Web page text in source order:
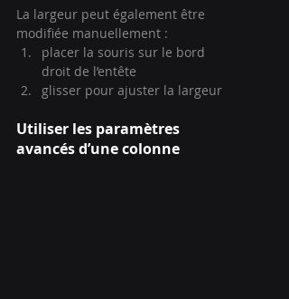
La largeur peut également être
modifiée manuellement :
placer la souris sur le bord
droit de l’entête
glisser pour ajuster la largeur
Utiliser les paramètres
avancés d’une colonne